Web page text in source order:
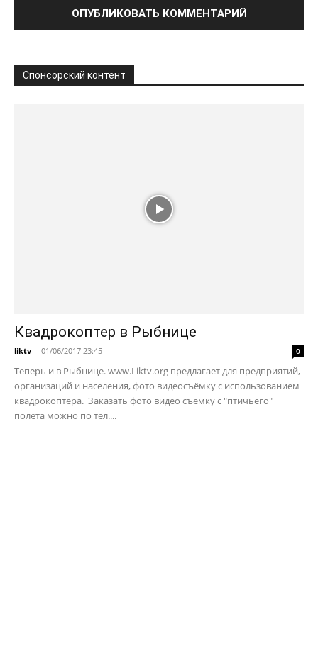
Спонсорский контент
Квадрокоптер в Рыбнице
liktv - 01/06/2017 23:45 0
Теперь и в Рыбнице. www.Liktv.org предлагает для предприятий,
организаций и населения, фото видеосъёмку с использованием
квадрокоптера. Заказать фото видео съёмку с "птичьего"
полета можно по тел....